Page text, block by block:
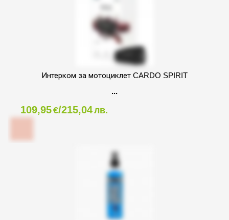
Интерком за мотоциклет CARDO SPIRIT
109,95€/215,04лв.